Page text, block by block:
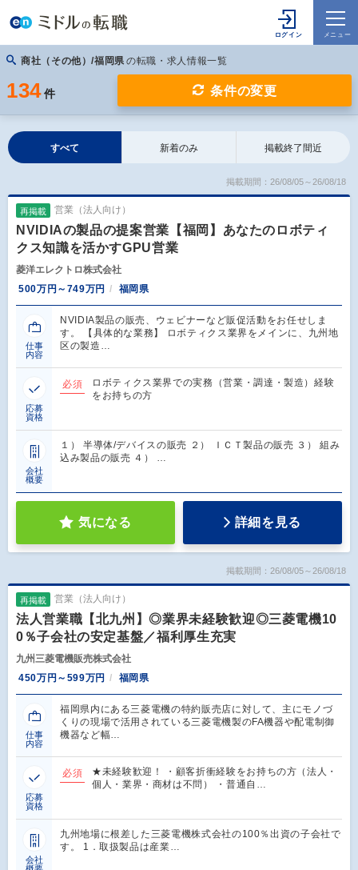
商社（その他）/福岡県 の転職・求人情報一覧
134件 条件の変更
すべて 新着のみ 掲載終了間近
掲載期間：26/08/05～26/08/18
再掲載 営業（法人向け）
NVIDIAの製品の提案営業【福岡】あなたのロボティ
クス知識を活かすGPU営業
菱洋エレクトロ株式会社
500万円～749万円
福岡県
仕事
内容
NVIDIA製品の販売、ウェビナーなど販促活動をお任せしま
す。 【具体的な業務】 ロボティクス業界をメインに、九州地
区の製造…
応募
資格
必須
ロボティクス業界での実務（営業・調達・製造）経験
をお持ちの方
会社
概要
１） 半導体/デバイスの販売 ２） ＩＣＴ製品の販売 ３） 組み
込み製品の販売 ４） …
気になる 詳細を見る
掲載期間：26/08/05～26/08/18
再掲載 営業（法人向け）
法人営業職【北九州】◎業界未経験歓迎◎三菱電機10
0％子会社の安定基盤／福利厚生充実
九州三菱電機販売株式会社
450万円～599万円
福岡県
仕事
内容
福岡県内にある三菱電機の特約販売店に対して、主にモノづ
くりの現場で活用されている三菱電機製のFA機器や配電制御
機器など幅…
応募
資格
必須
★未経験歓迎！ ・顧客折衝経験をお持ちの方（法人・
個人・業界・商材は不問） ・普通自…
会社
九州地場に根差した三菱電機株式会社の100％出資の子会社で
す。 1．取扱製品は産業…